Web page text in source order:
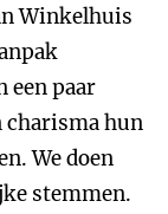
Winkelhuis
een paar
charisma hun
We doen
stemmen.